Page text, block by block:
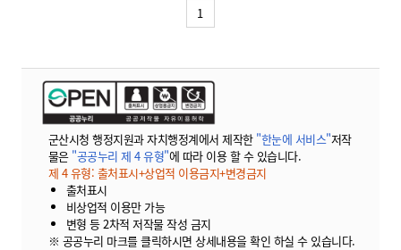
1
군산시청 행정지원과 자치행정계에서 제작한 "한눈에 서비스"저작
물은 "공공누리 제 4 유형"에 따라 이용 할 수 있습니다.
제 4 유형: 출처표시+상업적 이용금지+변경금지
출처표시
비상업적 이용만 가능
변형 등 2차적 저작물 작성 금지
※ 공공누리 마크를 클릭하시면 상세내용을 확인 하실 수 있습니다.